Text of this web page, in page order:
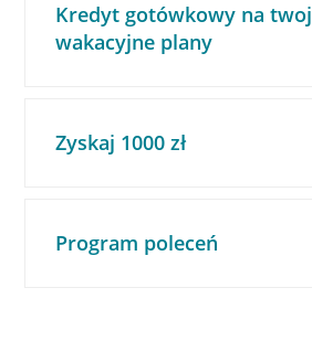
Kredyt gotówkowy na
wakacyjne plany
Zyskaj 1000 zł
Program poleceń